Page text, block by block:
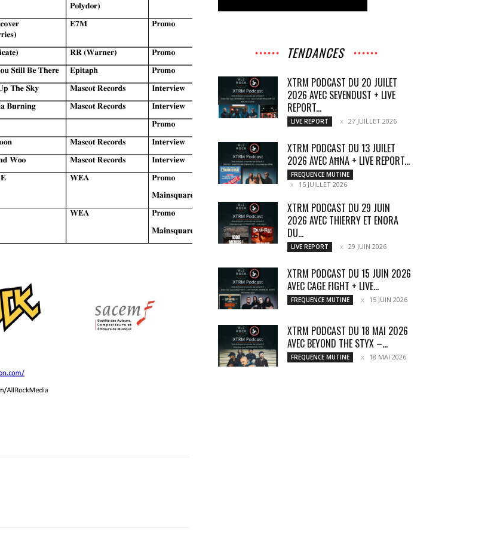
TENDANCES
XTRM PODCAST DU 20 JUILET
2026 AVEC SEVENDUST + LIVE
REPORT...
LIVE REPORT 27 JUILLET 2026
XTRM PODCAST DU 13 JUILET
2026 AVEC AĦNA + LIVE REPORT...
FREQUENCE MUTINE
15 JUILLET 2026
XTRM PODCAST DU 29 JUIN
2026 AVEC THIERRY ET ENORA
DU...
LIVE REPORT 29 JUIN 2026
XTRM PODCAST DU 15 JUIN 2026
AVEC CAGE FIGHT + LIVE...
FREQUENCE MUTINE 15 JUIN 2026
XTRM PODCAST DU 18 MAI 2026
AVEC BEYOND THE STYX –...
FREQUENCE MUTINE 18 MAI 2026